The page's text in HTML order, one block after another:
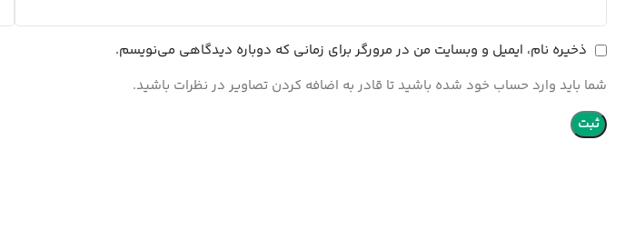
ذخیره نام، ایمیل و وبسایت من در مرورگر برای زمانی که دوباره دیدگاهی می‌نویسم.
شما باید وارد حساب خود شده باشید تا قادر به اضافه کردن تصاویر در نظرات باشید.